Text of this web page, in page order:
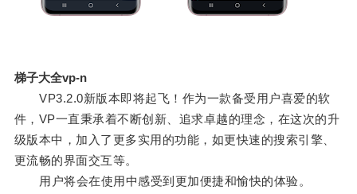
梯子大全vp-n
VP3.2.0新版本即将起飞！作为一款备受用户喜爱的软
件，VP一直秉承着不断创新、追求卓越的理念，在这次的升
级版本中，加入了更多实用的功能，如更快速的搜索引擎、
更流畅的界面交互等。
用户将会在使用中感受到更加便捷和愉快的体验。